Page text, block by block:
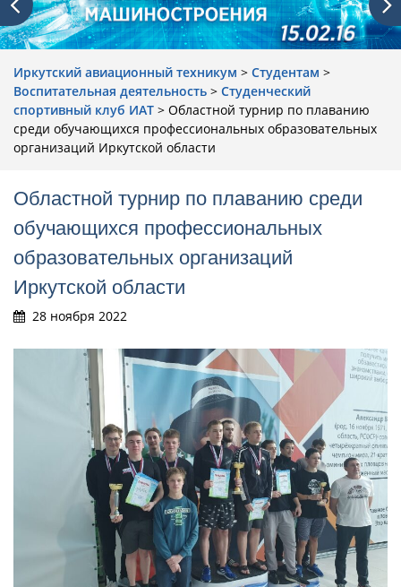
Иркутский авиационный техникум > Студентам >
Воспитательная деятельность > Cтуденческий
cпортивный клуб ИАТ > Областной турнир по плаванию
среди обучающихся профессиональных образовательных
организаций Иркутской области
Областной турнир по плаванию среди
обучающихся профессиональных
образовательных организаций
Иркутской области
28 ноября 2022